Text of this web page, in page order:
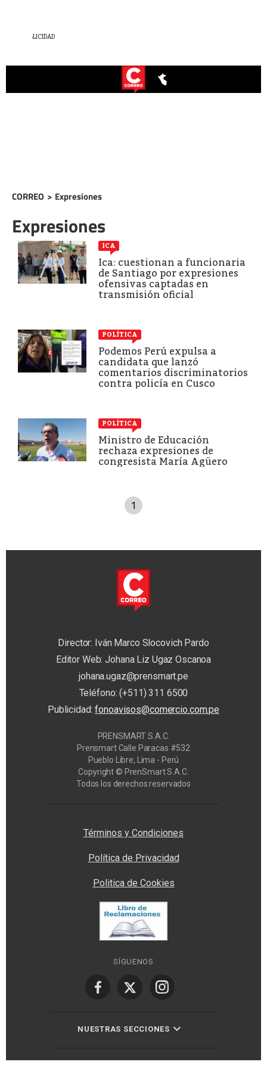
CORREO > Expresiones
Expresiones
ICA
Ica: cuestionan a funcionaria
de Santiago por expresiones
ofensivas captadas en
transmisión oficial
POLÍTICA
Podemos Perú expulsa a
candidata que lanzó
comentarios discriminatorios
contra policía en Cusco
POLÍTICA
Ministro de Educación
rechaza expresiones de
congresista María Agüero
1
Director: Iván Marco Slocovich Pardo
Editor Web: Johana Liz Ugaz Oscanoa
johana.ugaz@prensmart.pe
Teléfono: (+511) 311 6500
Publicidad:fonoavisos@comercio.com.pe
PRENSMART S.A.C.
Prensmart Calle Paracas #532
Pueblo Libre, Lima - Perú
Copyright © PrenSmart S.A.C.
Todos los derechos reservados
Términos y Condiciones
Política de Privacidad
Politica de Cookies
SÍGUENOS
NUESTRAS SECCIONES